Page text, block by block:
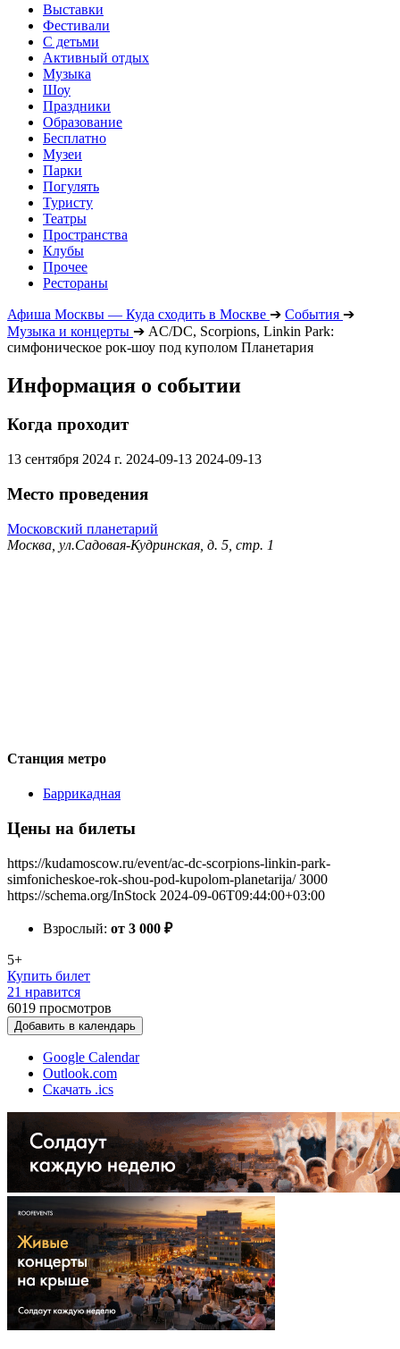
Выставки
Фестивали
С детьми
Активный отдых
Музыка
Шоу
Праздники
Образование
Бесплатно
Музеи
Парки
Погулять
Туристу
Театры
Пространства
Клубы
Прочее
Рестораны
Афиша Москвы — Куда сходить в Москве ➔ События ➔
Музыка и концерты ➔ AC/DC, Scorpions, Linkin Park:
симфоническое рок-шоу под куполом Планетария
Информация о событии
Когда проходит
13 сентября 2024 г. 2024-09-13 2024-09-13
Место проведения
Московский планетарий
Москва, ул.Садовая-Кудринская, д. 5, стр. 1
Станция метро
Баррикадная
Цены на билеты
https://kudamoscow.ru/event/ac-dc-scorpions-linkin-park-
simfonicheskoe-rok-shou-pod-kupolom-planetarija/ 3000
https://schema.org/InStock 2024-09-06T09:44:00+03:00
Взрослый: от 3 000 ₽
5+
Купить билет
21 нравится
6019 просмотров
Добавить в календарь
Google Calendar
Outlook.com
Скачать .ics